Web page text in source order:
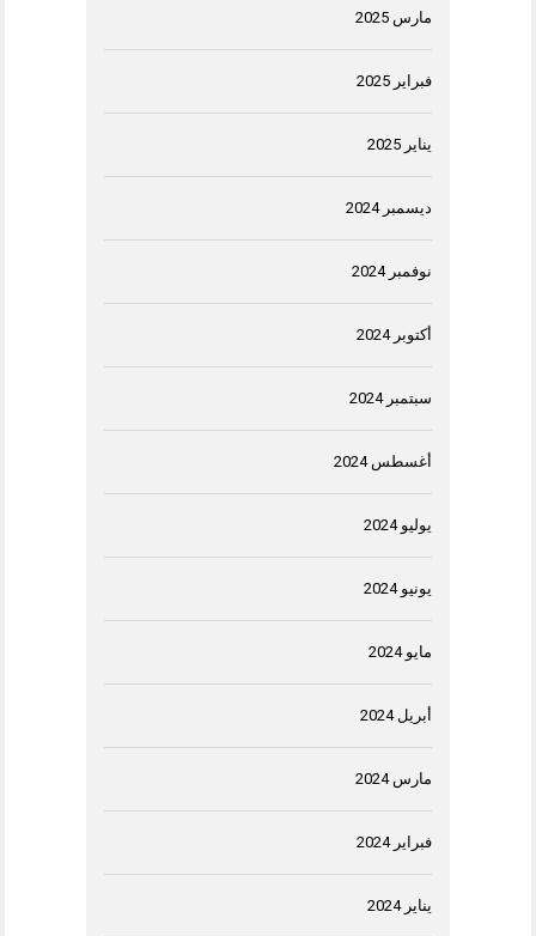
مارس 2025
فبراير 2025
يناير 2025
ديسمبر 2024
نوفمبر 2024
أكتوبر 2024
سبتمبر 2024
أغسطس 2024
يوليو 2024
يونيو 2024
مايو 2024
أبريل 2024
مارس 2024
فبراير 2024
يناير 2024